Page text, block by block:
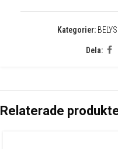
Kategorier:
Dela:
Relaterade